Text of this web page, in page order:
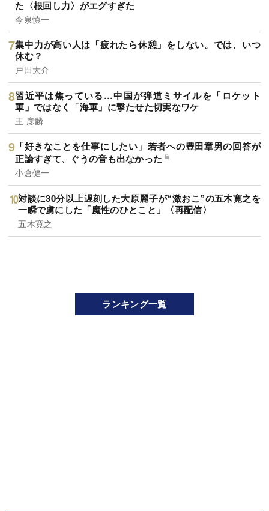
た〈根回し力〉がエグすぎた
今泉慎一
集中力が高い人は「疲れたら休憩」をしない。では、いつ
休む？
戸田大介
習近平は焦っている…中国が弾道ミサイルを「ロケット
軍」ではなく「海軍」に撃たせた切実なワケ
王 彦麟
「好きなことを仕事にしたい」若者への豊田章男の回答が
正論すぎて、ぐうの音も出なかった
小倉健一
対談に30分以上遅刻した大原麗子が“激おこ”の五木寛之を
一瞬で虜にした「魔性のひとこと」〈再配信〉
五木寛之
ランキング一覧